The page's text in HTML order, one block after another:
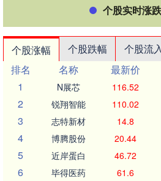
个股实时涨
个股涨幅 个股跌幅 个股流
排名
名称 最新价
1
N展芯 116.52
2 锐翔智能 110.02
3 志特新材 14.8
4 博腾股份 20.44
5 近岸蛋白 46.72
6 毕得医药 61.6